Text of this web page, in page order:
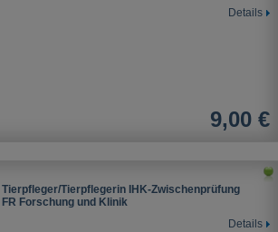
Details
9,00 €
Tierpfleger/Tierpflegerin IHK-Zwischenprüfung
FR Forschung und Klinik
Details